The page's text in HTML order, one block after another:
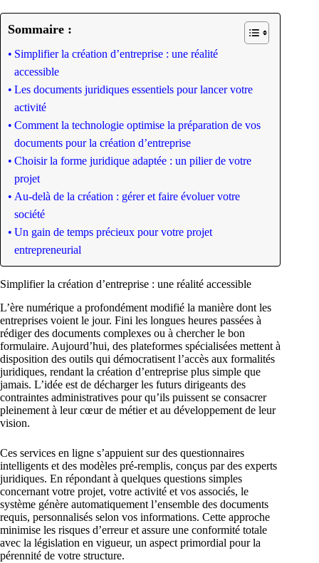
Sommaire :
Simplifier la création d’entreprise : une réalité
accessible
Les documents juridiques essentiels pour lancer votre
activité
Comment la technologie optimise la préparation de vos
documents pour la création d’entreprise
Choisir la forme juridique adaptée : un pilier de votre
projet
Au-delà de la création : gérer et faire évoluer votre
société
Un gain de temps précieux pour votre projet
entrepreneurial
Simplifier la création d’entreprise : une réalité accessible
L’ère numérique a profondément modifié la manière dont les
entreprises voient le jour. Fini les longues heures passées à
rédiger des documents complexes ou à chercher le bon
formulaire. Aujourd’hui, des plateformes spécialisées mettent à
disposition des outils qui démocratisent l’accès aux formalités
juridiques, rendant la création d’entreprise plus simple que
jamais. L’idée est de décharger les futurs dirigeants des
contraintes administratives pour qu’ils puissent se consacrer
pleinement à leur cœur de métier et au développement de leur
vision.
Ces services en ligne s’appuient sur des questionnaires
intelligents et des modèles pré-remplis, conçus par des experts
juridiques. En répondant à quelques questions simples
concernant votre projet, votre activité et vos associés, le
système génère automatiquement l’ensemble des documents
requis, personnalisés selon vos informations. Cette approche
minimise les risques d’erreur et assure une conformité totale
avec la législation en vigueur, un aspect primordial pour la
pérennité de votre structure.